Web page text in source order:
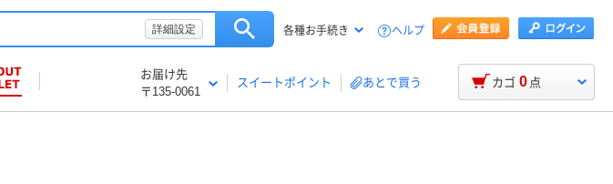
詳細設定 各種お手続き ヘルプ
お届け先
〒135-0061
スイートポイント あとで買う カゴ 0 点